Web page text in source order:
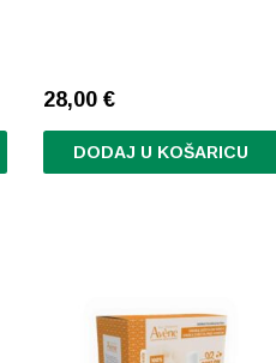
28,00 €
DODAJ U KOŠARICU